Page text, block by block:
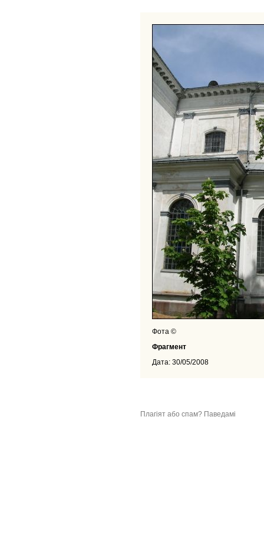
Фота ©
Фрагмент
Дата: 30/05/2008
Плагіят або спам? Паведамі